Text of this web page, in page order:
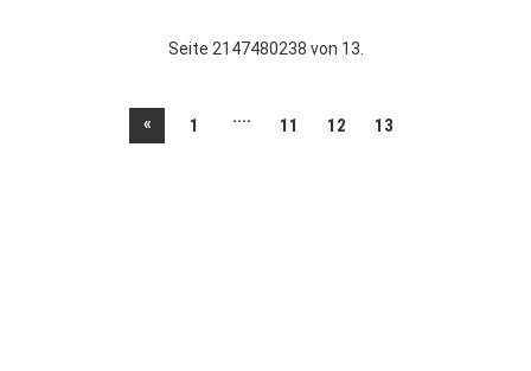
Seite 2147480238 von 13.
« 1 .... 11 12 13